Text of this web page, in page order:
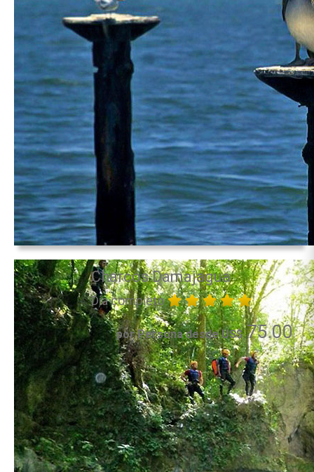
Charcos Damajagua
Día completo
por Persona desde US$75.00